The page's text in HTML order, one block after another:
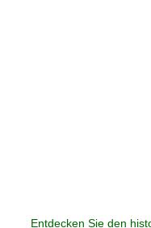
Entdecken Sie den